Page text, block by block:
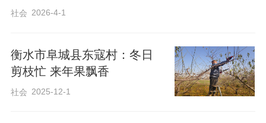
冬种春收还能赏花，正好填补冬小麦、夏
花，伊胜明满脸笑容。
油菜花不仅是一道亮丽的风景，更承载着
社会 2026-4-1
衡水市阜城县东寇村：冬日
剪枝忙 来年果飘香
社会 2025-12-1